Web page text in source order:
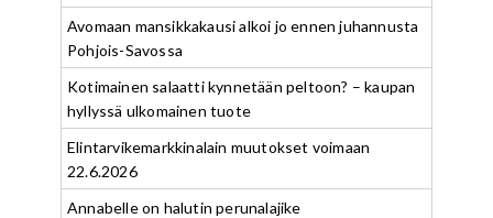
Avomaan mansikkakausi alkoi jo ennen juhannusta
Pohjois-Savossa
Kotimainen salaatti kynnetään peltoon? – kaupan
hyllyssä ulkomainen tuote
Elintarvikemarkkinalain muutokset voimaan
22.6.2026
Annabelle on halutin perunalajike